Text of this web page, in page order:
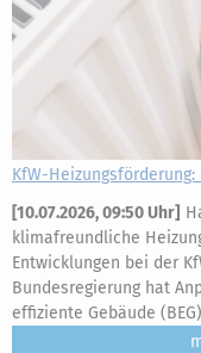
KfW-
[10.07.2026, 09:50 Uhr]
klimafreundliche
Entwicklungen bei der
Bundesregierung hat
effiziente Gebäude